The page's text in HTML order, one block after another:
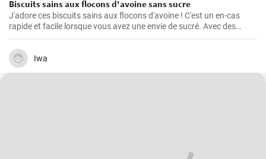
Biscuits sains aux flocons d'avoine sans sucre
J'adore ces biscuits sains aux flocons d'avoine ! C'est un en-cas
rapide et facile lorsque vous avez une envie de sucré. Avec des
ingrédients naturels et sans sucre, ils ont un goût merveilleux. Grâce
à mon expérience personnelle avec cette recette, j'ai trouvé quelques
conseils et astuces utiles pour les rendre parfaits.
Iwa